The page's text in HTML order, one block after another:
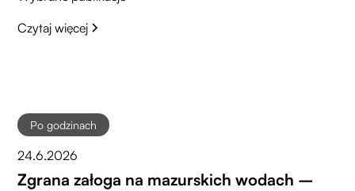
Czytaj więcej
Po godzinach
24.6.2026
Zgrana załoga na mazurskich wodach –